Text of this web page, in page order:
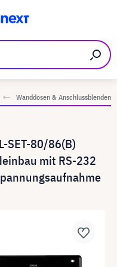
Wanddosen & Anschlussblenden
SET-80/86(B)
mit RS-232